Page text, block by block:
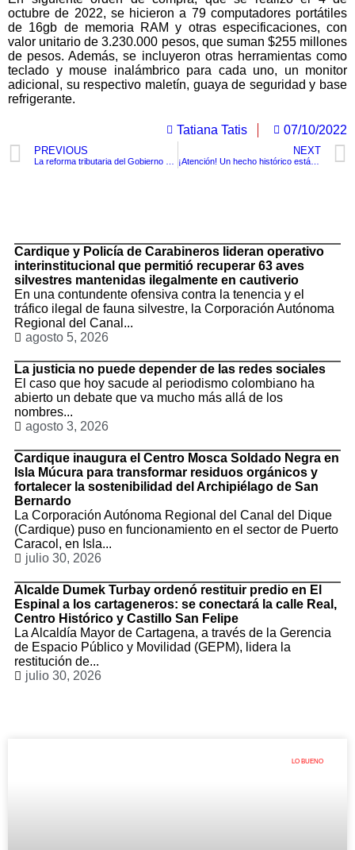
octubre de 2022, se hicieron a 79 computadores portátiles
de 16gb de memoria RAM y otras especificaciones, con
valor unitario de 3.230.000 pesos, que suman $255 millones
de pesos. Además, se incluyeron otras herramientas como
teclado y mouse inalámbrico para cada uno, un monitor
adicional, su respectivo maletín, guaya de seguridad y base
refrigerante.
Tatiana Tatis 07/10/2022
PREVIOUS NEXT
¡Atención! Un hecho histórico está a punto de concretarse: Gobierno y Fedegán logran acuerdo para compra de tierras
Cardique y Policía de Carabineros lideran operativo
interinstitucional que permitió recuperar 63 aves
silvestres mantenidas ilegalmente en cautiverio
En una contundente ofensiva contra la tenencia y el
tráfico ilegal de fauna silvestre, la Corporación Autónoma
Regional del Canal...
agosto 5, 2026
La justicia no puede depender de las redes sociales
El caso que hoy sacude al periodismo colombiano ha
abierto un debate que va mucho más allá de los
nombres...
agosto 3, 2026
Cardique inaugura el Centro Mosca Soldado Negra en
Isla Múcura para transformar residuos orgánicos y
fortalecer la sostenibilidad del Archipiélago de San
Bernardo
La Corporación Autónoma Regional del Canal del Dique
(Cardique) puso en funcionamiento en el sector de Puerto
Caracol, en Isla...
julio 30, 2026
Alcalde Dumek Turbay ordenó restituir predio en El
Espinal a los cartageneros: se conectará la calle Real,
Centro Histórico y Castillo San Felipe
La Alcaldía Mayor de Cartagena, a través de la Gerencia
de Espacio Público y Movilidad (GEPM), lidera la
restitución de...
julio 30, 2026
LO BUENO